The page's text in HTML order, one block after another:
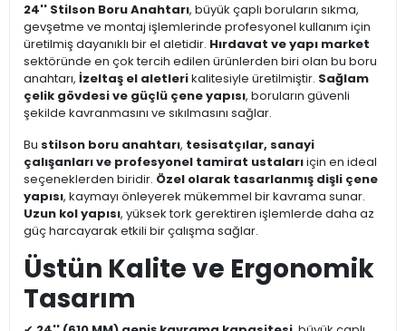
24'' Stilson Boru Anahtarı, büyük çaplı boruların sıkma,
gevşetme ve montaj işlemlerinde profesyonel kullanım için
üretilmiş dayanıklı bir el aletidir. Hırdavat ve yapı market
sektöründe en çok tercih edilen ürünlerden biri olan bu boru
anahtarı, İzeltaş el aletlerikalitesiyle üretilmiştir. Sağlam
çelik gövdesi ve güçlü çene yapısı, boruların güvenli
şekilde kavranmasını ve sıkılmasını sağlar.
Bu stilson boru anahtarı, tesisatçılar, sanayi
çalışanları ve profesyonel tamirat ustalarıiçin en ideal
seçeneklerden biridir. Özel olarak tasarlanmış dişli çene
yapısı, kaymayı önleyerek mükemmel bir kavrama sunar.
Uzun kol yapısı, yüksek tork gerektiren işlemlerde daha az
güç harcayarak etkili bir çalışma sağlar.
Üstün Kalite ve Ergonomik
Tasarım